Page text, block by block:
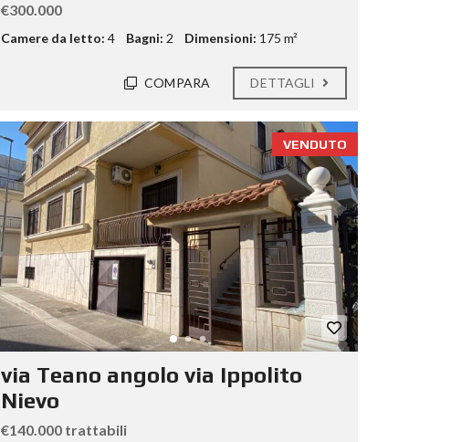
€300.000
Camere da letto: 4 Bagni: 2 Dimensioni: 175 m²
COMPARA DETTAGLI
VENDUTO
via Teano angolo via Ippolito
Nievo
€140.000 trattabili